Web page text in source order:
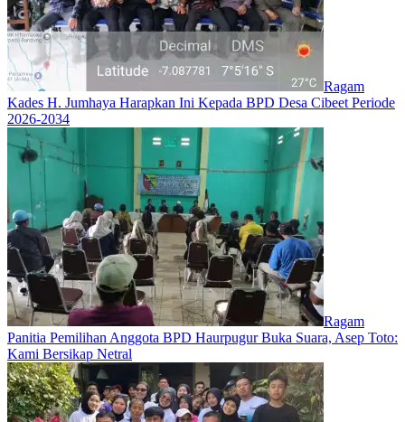
Ragam
Kades H. Jumhaya Harapkan Ini Kepada BPD Desa Cibeet Periode
2026-2034
Ragam
Panitia Pemilihan Anggota BPD Haurpugur Buka Suara, Asep Toto:
Kami Bersikap Netral